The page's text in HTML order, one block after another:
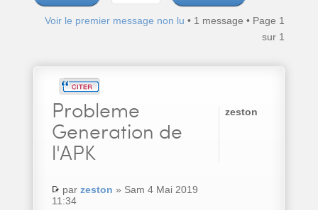
Voir le premier message non lu • 1 message • Page 1
sur 1
Probleme
Generation de
l'APK
par zeston » Sam 4 Mai 2019
11:34
zeston